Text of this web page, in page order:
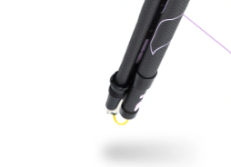
Obchodní podmínky
Podmínky
Reklamace nebo